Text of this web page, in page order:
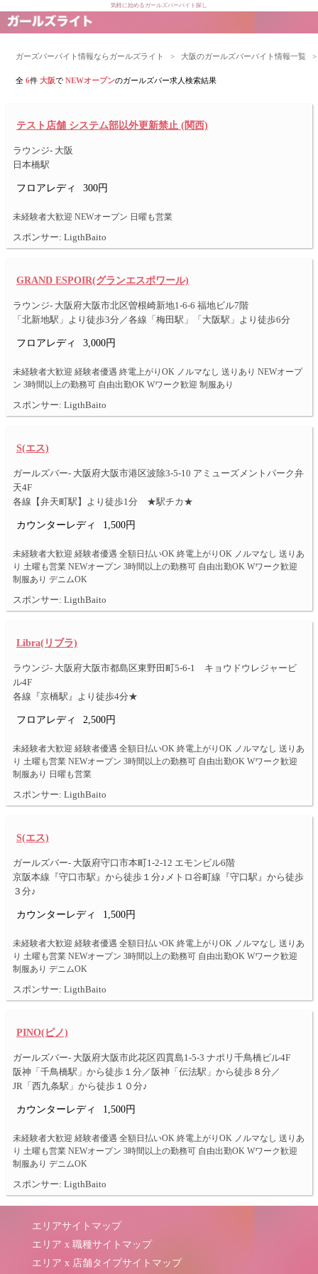
気軽に始めるガールズバーバイト探し
ガーズバーバイト情報ならガールズライト > 大阪のガールズバーバイト情報一覧 >
全6件大阪でNEWオープンのガールズバー求人検索結果
テスト店舗 システム部以外更新禁止 (関西)
ラウンジ- 大阪
日本橋駅
フロアレディ 300円
未経験者大歓迎 NEWオープン 日曜も営業
スポンサー: LigthBaito
GRAND ESPOIR(グランエスポワール)
ラウンジ- 大阪府大阪市北区曽根崎新地1-6-6 福地ビル7階
「北新地駅」より徒歩3分／各線「梅田駅」「大阪駅」より徒歩6分
フロアレディ 3,000円
未経験者大歓迎 経験者優遇 終電上がりOK ノルマなし 送りあり NEWオープ
ン 3時間以上の勤務可 自由出勤OK Wワーク歓迎 制服あり
スポンサー: LigthBaito
S(エス)
ガールズバー- 大阪府大阪市港区波除3-5-10 アミューズメントパーク弁
天4F
各線【弁天町駅】より徒歩1分 ★駅チカ★
カウンターレディ 1,500円
未経験者大歓迎 経験者優遇 全額日払いOK 終電上がりOK ノルマなし 送りあ
り 土曜も営業 NEWオープン 3時間以上の勤務可 自由出勤OK Wワーク歓迎
制服あり デニムOK
スポンサー: LigthBaito
Libra(リブラ)
ラウンジ- 大阪府大阪市都島区東野田町5-6-1 キョウドウレジャービ
ル4F
各線『京橋駅』より徒歩4分★
フロアレディ 2,500円
未経験者大歓迎 経験者優遇 全額日払いOK 終電上がりOK ノルマなし 送りあ
り 土曜も営業 NEWオープン 3時間以上の勤務可 自由出勤OK Wワーク歓迎
制服あり 日曜も営業
スポンサー: LigthBaito
S(エス)
ガールズバー- 大阪府守口市本町1-2-12 エモンビル6階
京阪本線『守口市駅』から徒歩１分♪メトロ谷町線『守口駅』から徒歩
３分♪
カウンターレディ 1,500円
未経験者大歓迎 経験者優遇 全額日払いOK 終電上がりOK ノルマなし 送りあ
り 土曜も営業 NEWオープン 3時間以上の勤務可 自由出勤OK Wワーク歓迎
制服あり デニムOK
スポンサー: LigthBaito
PINO(ピノ)
ガールズバー- 大阪府大阪市此花区四貫島1-5-3 ナポリ千鳥橋ビル4F
阪神「千鳥橋駅」から徒歩１分／阪神「伝法駅」から徒歩８分／
JR「西九条駅」から徒歩１０分♪
カウンターレディ 1,500円
未経験者大歓迎 経験者優遇 全額日払いOK 終電上がりOK ノルマなし 送りあ
り 土曜も営業 NEWオープン 3時間以上の勤務可 自由出勤OK Wワーク歓迎
制服あり デニムOK
スポンサー: LigthBaito
エリアサイトマップ
エリア x 職種サイトマップ
エリア x 店舗タイプサイトマップ